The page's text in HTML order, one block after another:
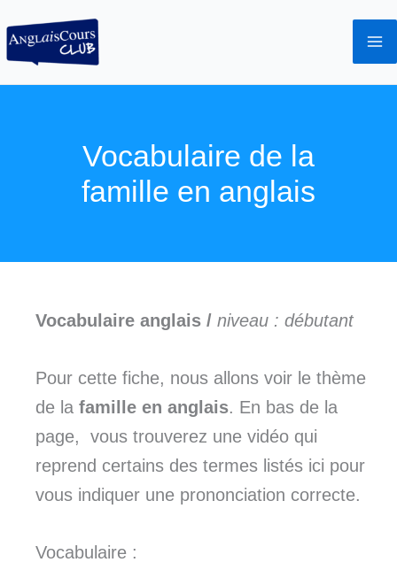
au
contenu
Vocabulaire de la
famille en anglais
Vocabulaire anglais / niveau : débutant
Pour cette fiche, nous allons voir le thème
de la famille en anglais. En bas de la
page, vous trouverez une vidéo qui
reprend certains des termes listés ici pour
vous indiquer une prononciation correcte.
Vocabulaire :